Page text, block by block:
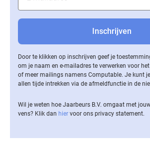
Door te klikken op inschrijven geef je
om je naam en e-mailadres te verwerken voor
of meer mailings namens Computable. Je kunt
allen tijde intrekken via de af­meld­func­tie in de
Wil je weten hoe Jaarbeurs B.V. omgaat met
vens? Klik dan hier voor ons privacy statement.